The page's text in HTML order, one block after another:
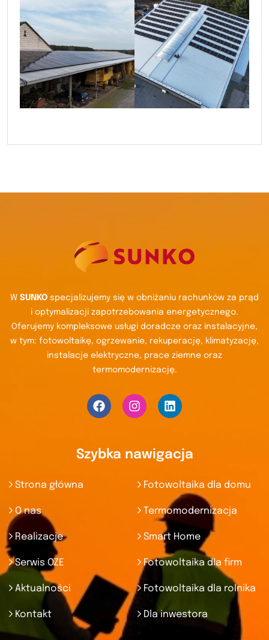
W SUNKO specjalizujemy się w obniżaniu rachunków za prąd
i optymalizacji zapotrzebowania energetycznego.
Oferujemy kompleksowe usługi doradcze oraz instalacyjne,
w tym: fotowoltaikę, ogrzewanie, rekuperację, klimatyzację,
instalacje elektryczne, prace ziemne oraz
termomodernizację.
Szybka nawigacja
Strona główna Fotowoltaika dla domu
O nas Termomodernizacja
Realizacje Smart Home
Serwis OZE Fotowoltaika dla firm
Aktualności Fotowoltaika dla rolnika
Kontakt Dla inwestora